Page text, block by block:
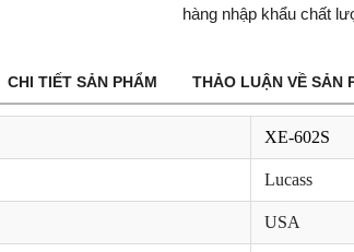
hàng nhập khẩu chất
CHI TIẾT SẢN PHẨM THẢO LUẬN VỀ SẢN
XE-602S
Lucass
USA